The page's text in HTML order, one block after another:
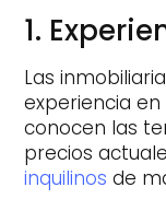
1.
Las
experiencia
conocen las
precios
inquilinos de